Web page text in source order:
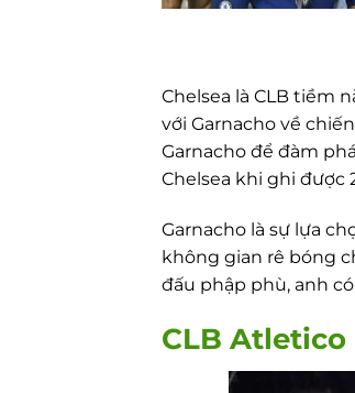
Chelsea là CLB tiềm
với Garnacho về
Garnacho để đàm
Chelsea khi ghi được
Garnacho là sự lựa
không gian rê bóng
đấu phập phù, anh
CLB Atletico